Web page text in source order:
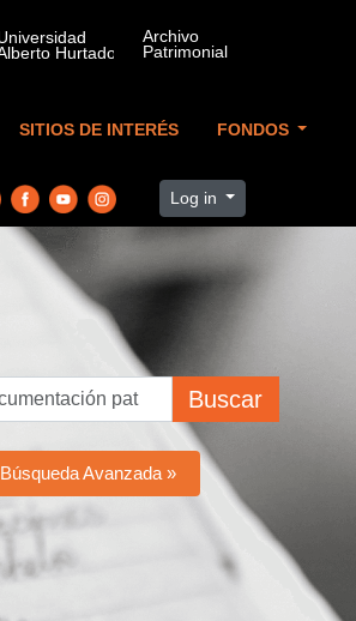
SITIOS DE INTERÉS FONDOS
Log in
Buscar
Búsqueda Avanzada »